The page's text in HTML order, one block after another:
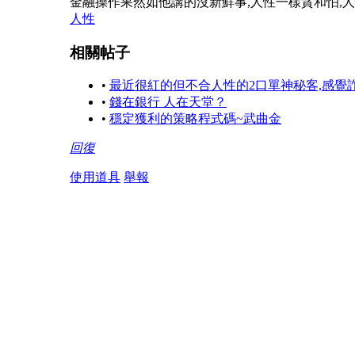
人性
相關帖子
• 最近很紅的但不合人性的2口單神秘客,感覺
• 錢在銀行 人在天堂？
• 穩定獲利的策略程式碼~武曲金
回復
使用道具 舉報